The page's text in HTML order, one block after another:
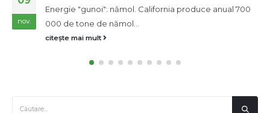
nov.
Energie "gunoi": nămol. California produce anual 700
000 de tone de nămol...
citește mai mult